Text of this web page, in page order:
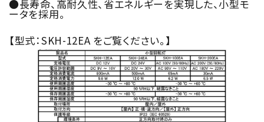
●長寿命、高耐久性、省エネルギーを実現した、小型モ
ータを採用。
【型式：SKH-12EA をご覧ください。】